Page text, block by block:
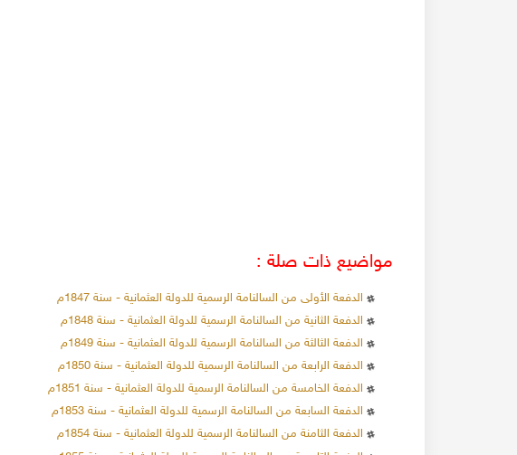
مواضيع ذات صلة :
الدفعة الأولى من السالنامة الرسمية للدولة العثمانية - سنة 1847م
الدفعة الثانية من السالنامة الرسمية للدولة العثمانية - سنة 1848م
الدفعة الثالثة من السالنامة الرسمية للدولة العثمانية - سنة 1849م
الدفعة الرابعة من السالنامة الرسمية للدولة العثمانية - سنة 1850م
الدفعة الخامسة من السالنامة الرسمية للدولة العثمانية - سنة 1851م
الدفعة السابعة من السالنامة الرسمية للدولة العثمانية - سنة 1853م
الدفعة الثامنة من السالنامة الرسمية للدولة العثمانية - سنة 1854م